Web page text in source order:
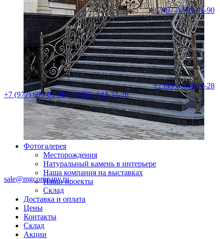
Фотогалерея
Месторождения
Натуральный камень в интерьере
Наша компания на выставках
Наши проекты
Склад
Доставка и оплата
Цены
Контакты
Склад
Акции
+7 (977) 699-01-90
+7 (495) 644-77-28
+7 (977) 699-01-90 +7 (495) 644-77-28
sale@mgcompany.ru